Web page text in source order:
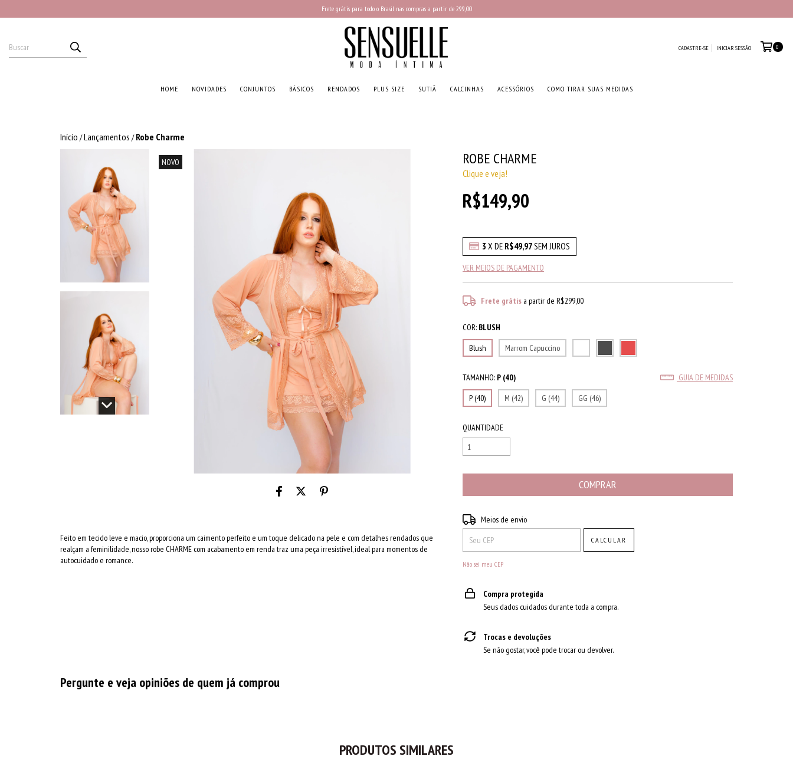
Frete grátis para todo o Brasil nas compras a partir de 299,00
CADASTRE-SE INICIAR SESSÃO 0
HOME NOVIDADES CONJUNTOS BÁSICOS RENDADOS PLUS SIZE SUTIÃ CALCINHAS ACESSÓRIOS COMO TIRAR SUAS MEDIDAS
Início /Lançamentos / Robe Charme
NOVO
Feito em tecido leve e macio, proporciona um caimento perfeito e um toque delicado na pele e com detalhes rendados que
realçam a feminilidade, nosso robe CHARME com acabamento em renda traz uma peça irresistível, ideal para momentos de
autocuidado e romance.
ROBE CHARME
Clique e veja!
R$149,90
3 X DE R$49,97SEM JUROS
VER MEIOS DE PAGAMENTO
Frete grátis a partir deR$299,00
COR: BLUSH
Blush
Marrom Capuccino
TAMANHO: P (40)
GUIA DE MEDIDAS
P (40)
M (42) G (44) GG (46)
QUANTIDADE
Entregas para o CEP:
Meios de envio
CALCULAR
Não sei meu CEP
Compra protegida
Seus dados cuidados durante toda a compra.
Trocas e devoluções
Se não gostar, você pode trocar ou devolver.
Pergunte e veja opiniões de quem já comprou
PRODUTOS SIMILARES